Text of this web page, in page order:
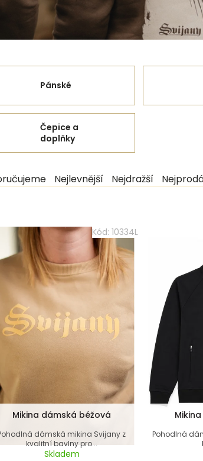
Pánské
Čepice a
doplňky
Nejlevnější Nejdražší
Kód:10334L
Mikina dámská béžová
dámská mikina Svijany z
kvalitní bavlny pro...
Skladem
Pohodlná